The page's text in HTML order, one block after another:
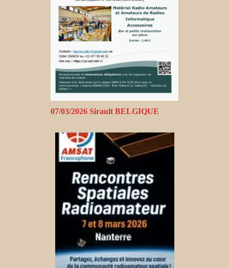
07/03/2026 Sirault BELGIQUE